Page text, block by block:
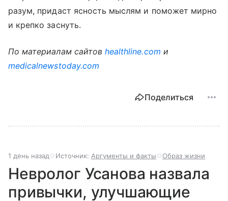
разум, придаст ясность мыслям и поможет мирно
и крепко заснуть.
По материалам сайтовhealthline.com и
medicalnewstoday.com
Поделиться
1 день назад Источник: Аргументы и факты Образ жизни
Невролог Усанова назвала
привычки, улучшающие